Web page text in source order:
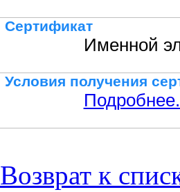
Сертификат
Именной
Условия получения
Возврат к